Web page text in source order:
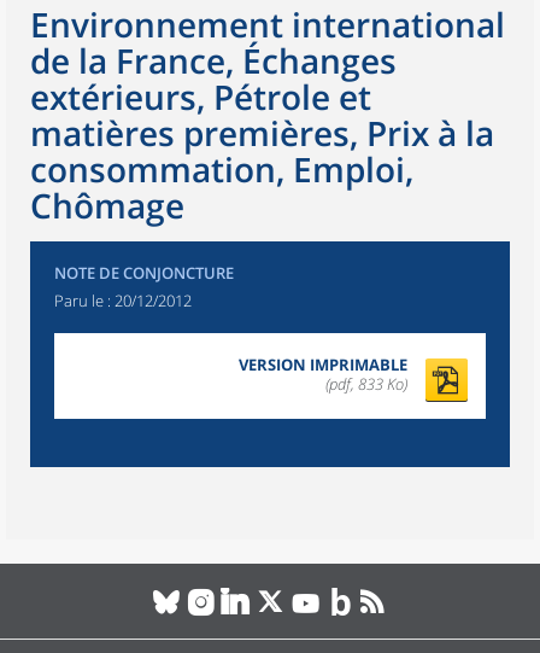
Environnement international
de la France, Échanges
extérieurs, Pétrole et
matières premières, Prix à la
consommation, Emploi,
Chômage
NOTE DE CONJONCTURE
Paru le : 20/12/2012
VERSION IMPRIMABLE
(pdf, 833 Ko)